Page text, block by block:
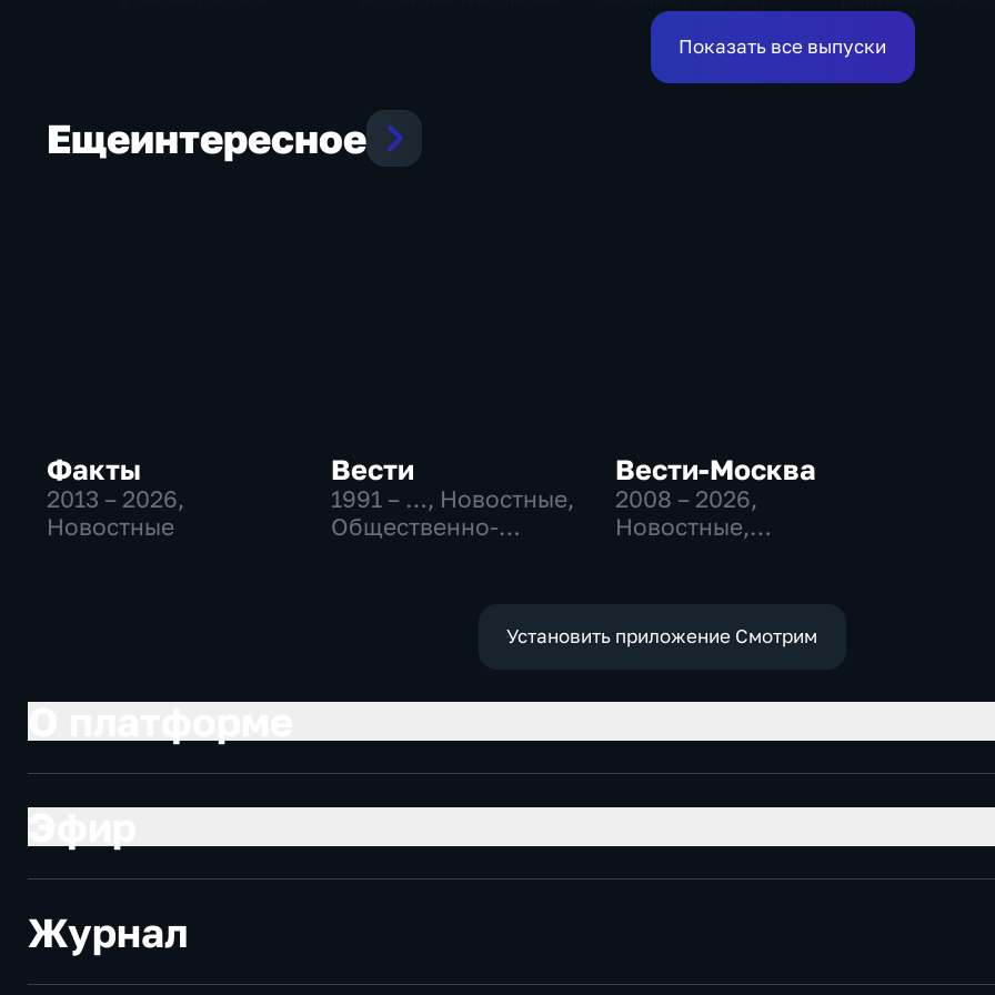
оставшиеся дни
Показать все выпуски
Ещеинтересное
Факты
2013 – 2026,
Новостные
Вести
1991 – …, Новостные,
Общественно-
Вести-Москва
2008 – 2026,
Новостные,
экономические
Установить приложение Смотрим
Журнал